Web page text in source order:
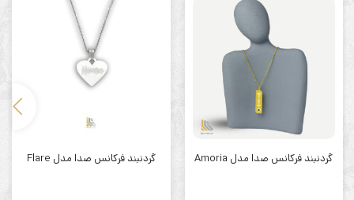
گردنبند فرکانس صدا مدل Amoria گردنبند فرکانس صدا مدل Flare